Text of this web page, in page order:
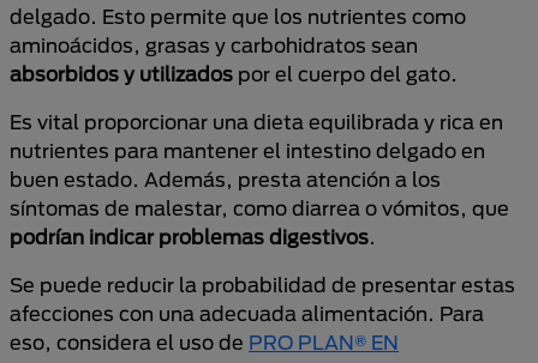
delgado. Esto permite que los nutrientes como
aminoácidos, grasas y carbohidratos sean
absorbidos y utilizados por el cuerpo del gato.
Es vital proporcionar una dieta equilibrada y rica en
nutrientes para mantener el intestino delgado en
buen estado. Además, presta atención a los
síntomas de malestar, como diarrea o vómitos, que
podrían indicar problemas digestivos.
Se puede reducir la probabilidad de presentar estas
afecciones con una adecuada alimentación. Para
eso, considera el uso de PRO PLAN® EN